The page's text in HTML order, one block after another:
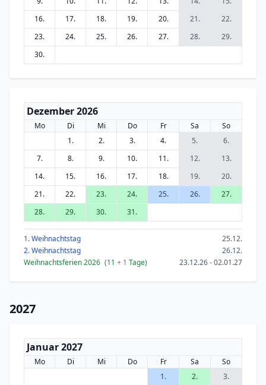
16.
17. 18. 19. 20. 21.
22.
23.
24. 25. 26. 27. 28.
29.
30.
Dezember 2026
Mo Di Mi Do Fr Sa
So
1.
2. 3. 4. 5.
6.
7.
8. 9. 10. 11. 12.
13.
14.
15. 16. 17. 18. 19.
20.
21.
22. 23. 24. 25. 26.
27.
28.
29. 30. 31.
1. Weihnachtstag
25.12.
2. Weihnachtstag
26.12.
Weihnachtsferien 2026 (11 + 1 Tage) 23.12.26 - 02.01.27
2027
Januar 2027
Mo Di Mi Do Fr Sa
So
1.
2.
3.